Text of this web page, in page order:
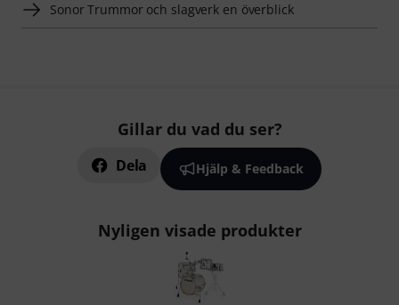
Sonor Trummor och slagverk en överblick
Gillar du vad du ser?
Dela Hjälp & Feedback
Nyligen visade produkter